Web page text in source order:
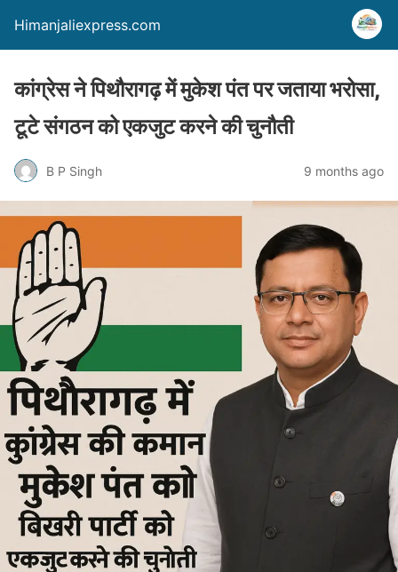
Himanjaliexpress.com
कांग्रेस ने पिथौरागढ़ में मुकेश पंत पर जताया भरोसा,
टूटे संगठन को एकजुट करने की चुनौती
B P Singh 9 months ago